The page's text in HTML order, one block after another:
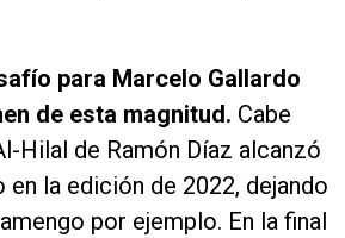
para Marcelo Gallardo
de esta magnitud. Cabe
Hilal de Ramón Díaz alcanzó
en la edición de 2022, dejando
por ejemplo. En la final